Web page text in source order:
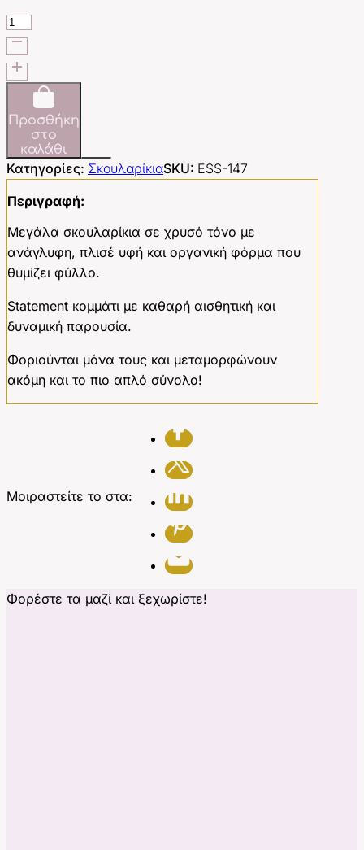
Élan
Petal
Earrings
ποσότητα
Προσθήκη
στο
καλάθι
Κατηγορίες: ΣκουλαρίκιαSKU: ESS-147
Περιγραφή:
Μεγάλα σκουλαρίκια σε χρυσό τόνο με
ανάγλυφη, πλισέ υφή και οργανική φόρμα που
θυμίζει φύλλο.
Statement κομμάτι με καθαρή αισθητική και
δυναμική παρουσία.
Φοριούνται μόνα τους και μεταμορφώνουν
ακόμη και το πιο απλό σύνολο!
Μοιραστείτε το στα:
Φορέστε τα μαζί και ξεχωρίστε!